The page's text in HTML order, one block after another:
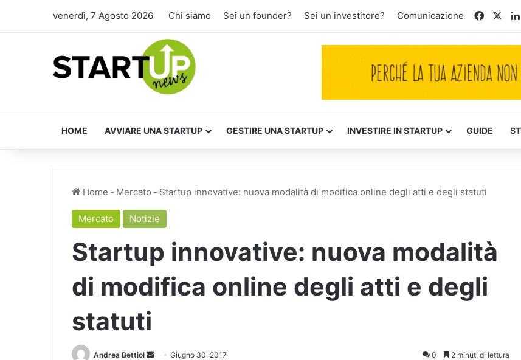
venerdì, 7 Agosto 2026 Chi siamo Sei un founder? Sei un investitore? Comunicazione
HOME AVVIARE UNA STARTUP GESTIRE UNA STARTUP INVESTIRE IN STARTUP GUIDE
Home - Mercato - Startup innovative: nuova modalità di modifica online degli atti e degli statuti
Mercato Notizie
Startup innovative: nuova modalità
di modifica online degli atti e degli
statuti
Andrea Bettiol
Invia Giugno 30, 2017 0 2 minuti di lettura